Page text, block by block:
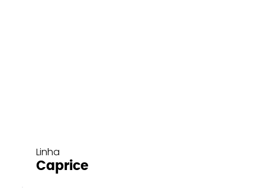
Linha
Caprice